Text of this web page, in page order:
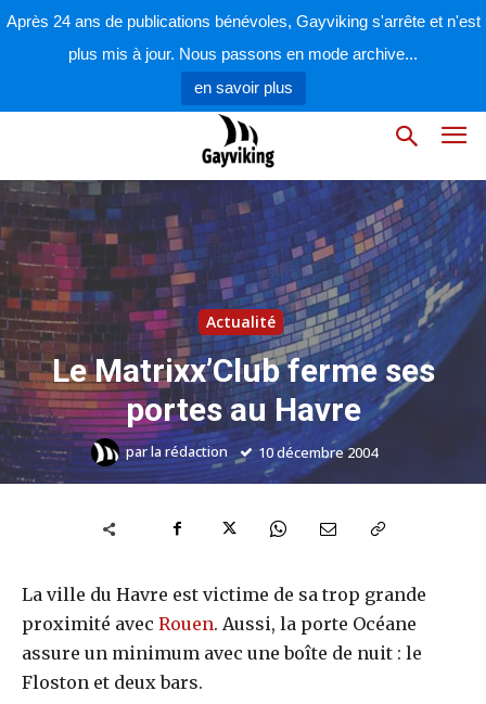
Après 24 ans de publications bénévoles, Gayviking s'arrête et n'est
plus mis à jour. Nous passons en mode archive...
en savoir plus
Actualité
Le Matrixx’Club ferme ses
portes au Havre
parla rédaction 10 décembre 2004
La ville du Havre est victime de sa trop grande
proximité avec Rouen. Aussi, la porte Océane
assure un minimum avec une boîte de nuit : le
Floston et deux bars.